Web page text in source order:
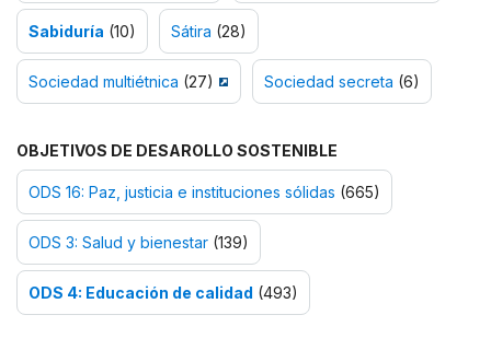
Sabiduría (10) Sátira (28)
Sociedad multiétnica (27) Sociedad secreta (6)
OBJETIVOS DE DESAROLLO SOSTENIBLE
ODS 16: Paz, justicia e instituciones sólidas (665)
ODS 3: Salud y bienestar (139)
ODS 4: Educación de calidad (493)